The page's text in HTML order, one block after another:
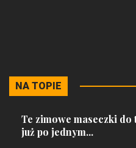
NA TOPIE
Te zimowe maseczki
już po jednym...